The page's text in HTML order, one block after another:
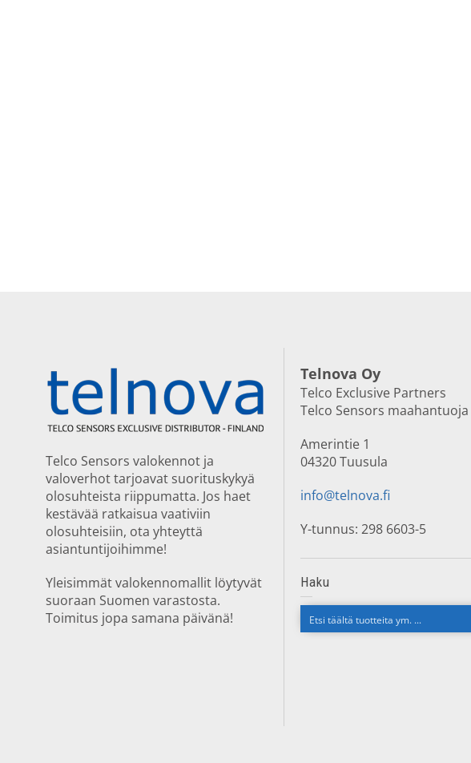
Telco Sensors valokennot ja
valoverhot tarjoavat suorituskykyä
olosuhteista riippumatta. Jos haet
kestävää ratkaisua vaativiin
olosuhteisiin, ota yhteyttä
asiantuntijoihimme!
Yleisimmät valokennomallit löytyvät
suoraan Suomen varastosta.
Toimitus jopa samana päivänä!
Telnova Oy
Telco Exclusive Partners
Telco Sensors maahantuoja
Amerintie 1
04320 Tuusula
info@telnova.fi
Y-tunnus: 298 6603-5
Haku